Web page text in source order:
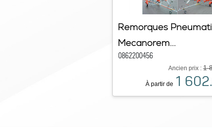
Remorques
Mecanorem...
0862200456
Ancien prix : 1
À partir de 1